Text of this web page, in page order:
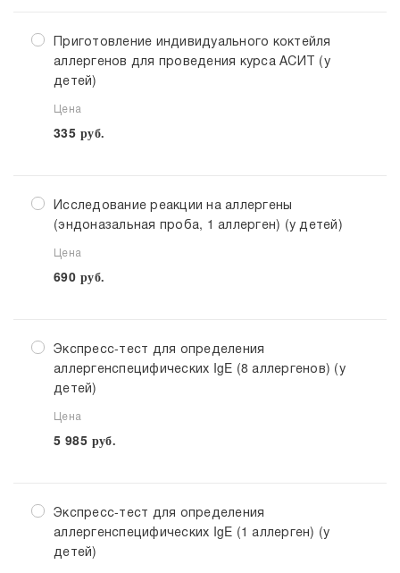
Приготовление индивидуального коктейля
аллергенов для проведения курса АСИТ (у
детей)
Цена
335 руб.
Исследование реакции на аллергены
(эндоназальная проба, 1 аллерген) (у детей)
Цена
690 руб.
Экспресс-тест для определения
аллергенспецифических IgE (8 аллергенов) (у
детей)
Цена
5 985 руб.
Экспресс-тест для определения
аллергенспецифических IgE (1 аллерген) (у
детей)